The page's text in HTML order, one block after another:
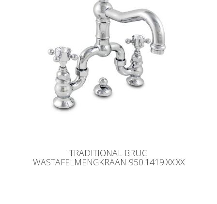
TRADITIONAL BRUG
WASTAFELMENGKRAAN 950.1419.XX.XX